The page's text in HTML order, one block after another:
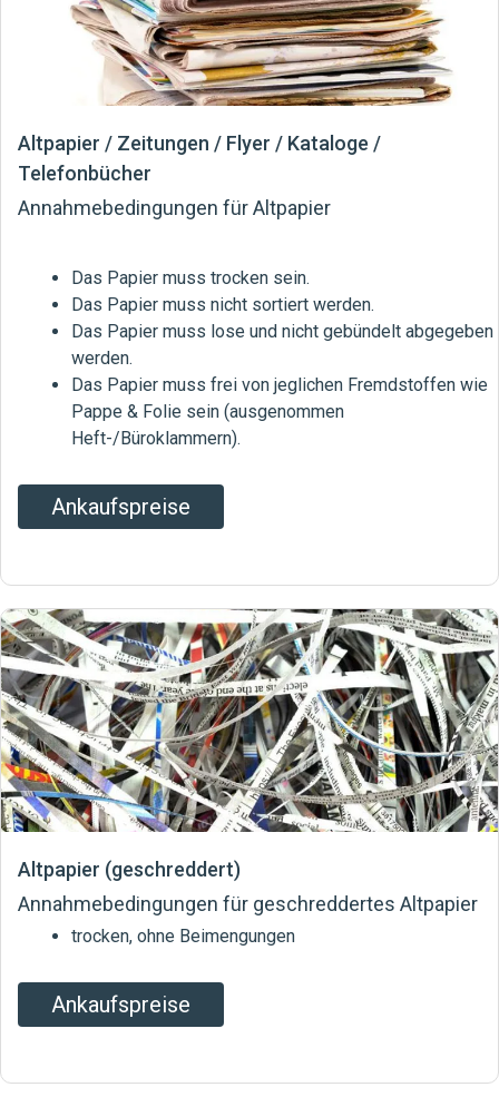
Altpapier / Zeitungen / Flyer / Kataloge /
Telefonbücher
Annahmebedingungen für Altpapier
Das Papier muss trocken sein.
Das Papier muss nicht sortiert werden.
Das Papier muss lose und nicht gebündelt abgegeben
werden.
Das Papier muss frei von jeglichen Fremdstoffen wie
Pappe & Folie sein (ausgenommen
Heft-/Büroklammern).
Ankaufspreise
Altpapier (geschreddert)
Annahmebedingungen für geschreddertes Altpapier
trocken, ohne Beimengungen
Ankaufspreise